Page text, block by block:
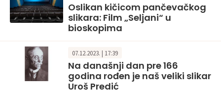
Oslikan kičicom pančevačkog
slikara: Film „Seljani“ u
bioskopima
07.12.2023. | 17:39
Na današnji dan pre 166
godina rođen je naš veliki slikar
Uroš Predić